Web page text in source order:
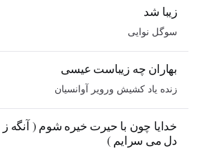
زیبا شد
سوگل نوایی
بهاران چه زیباست عیسی
زنده یاد کشیش ورویر آوانسیان
خدایا چون با حیرت خیره شوم ( آنگه
دل می سرایم )